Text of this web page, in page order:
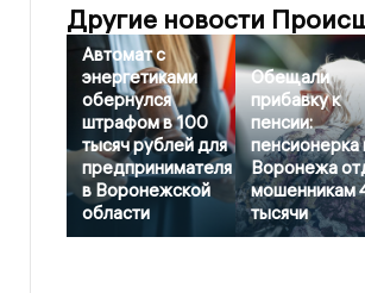
Другие новости
Автомат с
энергетиками
обернулся
штрафом в 100
тысяч рублей для
предпринимателя
в Воронежской
области
Обещали
прибавку к
пенсии:
пенсионерка
Воронежа
мошенникам
тысячи